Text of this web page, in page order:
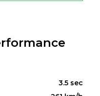
3.5 sec